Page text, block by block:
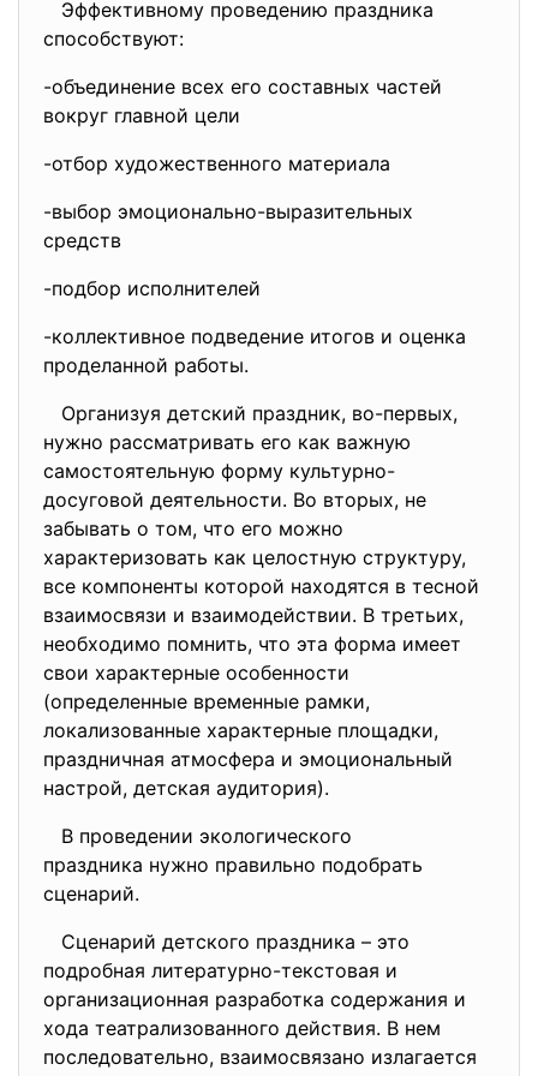
Эффективному проведению праздника
способствуют:
-объединение всех его составных частей
вокруг главной цели
-отбор художественного материала
-выбор эмоционально-выразительных
средств
-подбор исполнителей
-коллективное подведение итогов и оценка
проделанной работы.
Организуя детский праздник, во-первых,
нужно рассматривать его как важную
самостоятельную форму культурно-
досуговой деятельности. Во вторых, не
забывать о том, что его можно
характеризовать как целостную структуру,
все компоненты которой находятся в тесной
взаимосвязи и взаимодействии. В третьих,
необходимо помнить, что эта форма имеет
свои характерные особенности
(определенные временные рамки,
локализованные характерные площадки,
праздничная атмосфера и эмоциональный
настрой, детская аудитория).
В проведении экологического
праздника нужно правильно подобрать
сценарий.
Сценарий детского праздника – это
подробная литературно-текстовая и
организационная разработка содержания и
хода театрализованного действия. В нем
последовательно, взаимосвязано излагается